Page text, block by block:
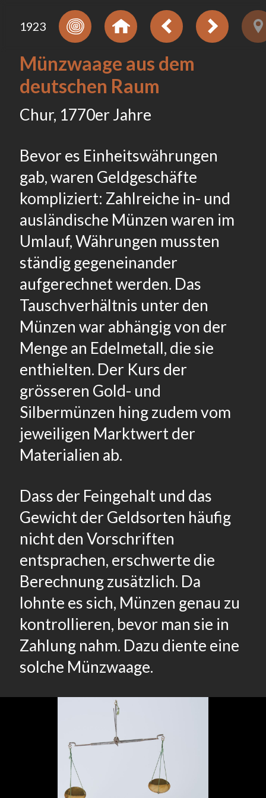
1923
Münzwaage aus dem
deutschen Raum
Chur, 1770er Jahre
Bevor es Einheitswährungen
gab, waren Geldgeschäfte
kompliziert: Zahlreiche in- und
ausländische Münzen waren im
Umlauf, Währungen mussten
ständig gegeneinander
aufgerechnet werden. Das
Tauschverhältnis unter den
Münzen war abhängig von der
Menge an Edelmetall, die sie
enthielten. Der Kurs der
grösseren Gold- und
Silbermünzen hing zudem vom
jeweiligen Marktwert der
Materialien ab.
Dass der Feingehalt und das
Gewicht der Geldsorten häufig
nicht den Vorschriften
entsprachen, erschwerte die
Berechnung zusätzlich. Da
lohnte es sich, Münzen genau zu
kontrollieren, bevor man sie in
Zahlung nahm. Dazu diente eine
solche Münzwaage.